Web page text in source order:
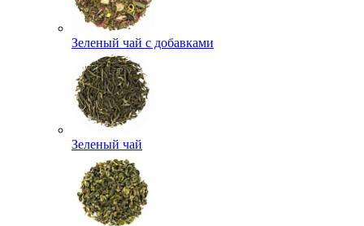
Зеленый чай с добавками
Зеленый чай